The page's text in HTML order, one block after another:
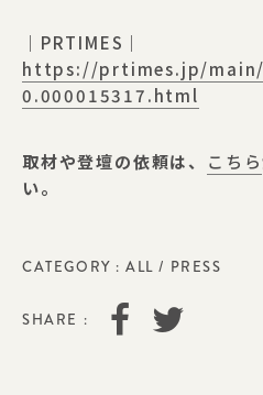
｜PRTIMES｜
https://prtimes.jp/
0.000015317.html
取材や登壇の依頼は、 こちら
い。
CATEGORY : ALL / PRESS
SHARE :